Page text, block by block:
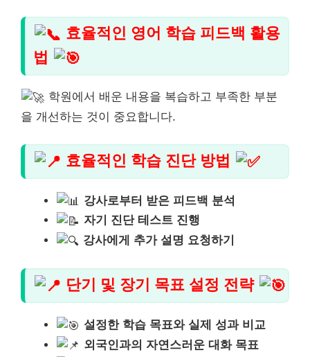
효율적인 영어 학습 피드백 활용
법
학원에서 배운 내용을 복습하고 부족한 부분
을 개선하는 것이 중요합니다.
효율적인 학습 진단 방법
강사로부터 받은 피드백 분석
자기 진단 테스트 진행
강사에게 추가 설명 요청하기
단기 및 장기 목표 설정 전략
설정한 학습 목표와 실제 성과 비교
외국인과의 자연스러운 대화 목표